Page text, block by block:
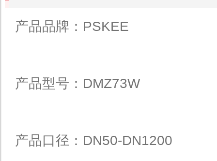
产品品牌：PSKEE
产品型号：DMZ73W
产品口径：DN50-DN1200